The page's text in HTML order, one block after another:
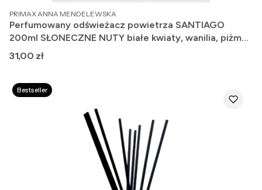
PRODUCENT
PRIMAX ANNA MENDELEWSKA
Perfumowany odświeżacz powietrza SANTIAGO
200ml SŁONECZNE NUTY białe kwiaty, wanilia, piżmo,
ambra.
Cena
31,00 zł
Bestseller